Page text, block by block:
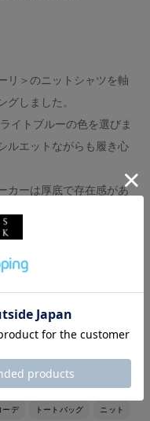
リ＞のニットシャツを軸
グしました。
イトブルーの色を選びま
ルエットながらも履き心
カーは厚底で存在感があ
でどんなスタイリングに
ーデ トートバッグ ニット